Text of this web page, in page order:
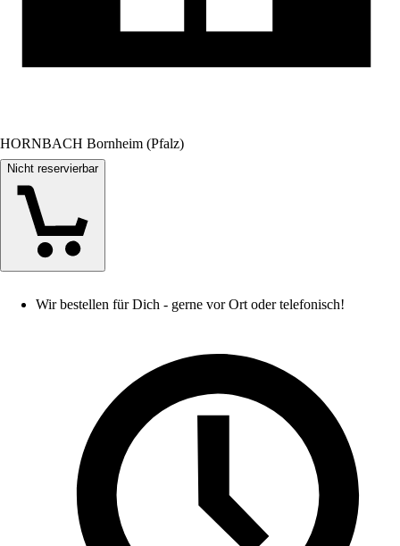
HORNBACH Bornheim (Pfalz)
Nicht reservierbar
Wir bestellen für Dich - gerne vor Ort oder telefonisch!